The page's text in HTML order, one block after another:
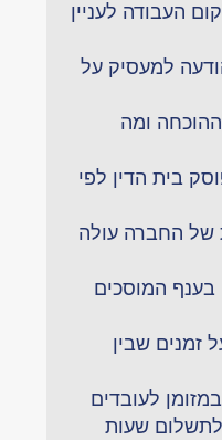
העבודה לעניין
למעסיק על
ומה
בית הדין לפי
של החברה עולה
המוסכים
זמנים שבין
לעובדים
שעות